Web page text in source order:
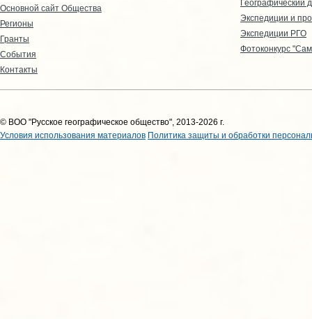
Основной сайт Общества
Регионы
Гранты
События
Контакты
Географический
Экспедиции и
Экспедиции РГО
Фотоконкурс
© ВОО "Русское географическое общество", 2013-2026 г.
Условия использования материалов Политика защиты и обработки